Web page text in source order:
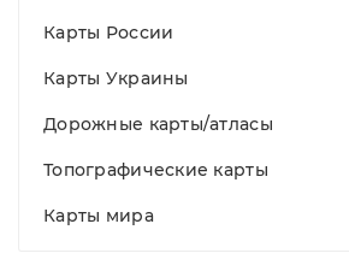
Карты России
Карты Украины
Дорожные карты/атласы
Топографические карты
Карты мира